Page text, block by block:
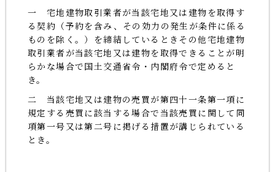
一 宅地建物取引業者が当該宅地又は建物を取得す
る契約（予約を含み、その効力の発生が条件に係る
ものを除く。）を締結しているときその他宅地建物
取引業者が当該宅地又は建物を取得できることが明
らかな場合で国土交通省令・内閣府令で定めると
き。
二 当該宅地又は建物の売買が第四十一条第一項に
規定する売買に該当する場合で当該売買に関して同
項第一号又は第二号に掲げる措置が講じられている
とき。